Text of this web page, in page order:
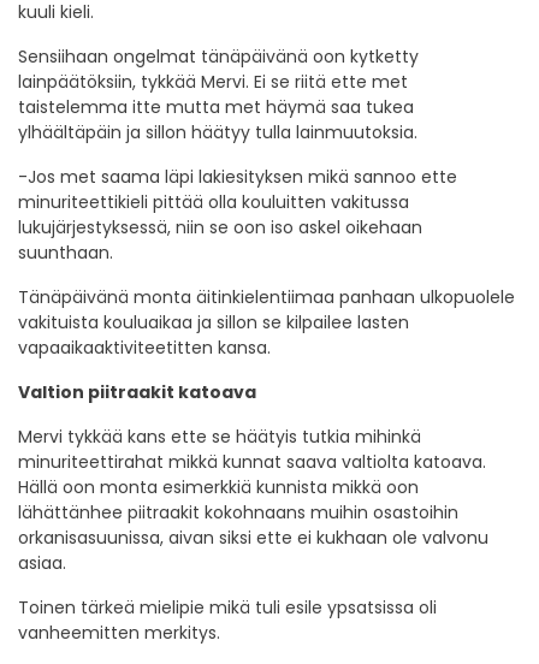
kuuli kieli.
Sensiihaan ongelmat tänäpäivänä oon kytketty
lainpäätöksiin, tykkää Mervi. Ei se riitä ette met
taistelemma itte mutta met häymä saa tukea
ylhäältäpäin ja sillon häätyy tulla lainmuutoksia.
-Jos met saama läpi lakiesityksen mikä sannoo ette
minuriteettikieli pittää olla kouluitten vakitussa
lukujärjestyksessä, niin se oon iso askel oikehaan
suunthaan.
Tänäpäivänä monta äitinkielentiimaa panhaan ulkopuolele
vakituista kouluaikaa ja sillon se kilpailee lasten
vapaaikaaktiviteetitten kansa.
Valtion piitraakit katoava
Mervi tykkää kans ette se häätyis tutkia mihinkä
minuriteettirahat mikkä kunnat saava valtiolta katoava.
Hällä oon monta esimerkkiä kunnista mikkä oon
lähättänhee piitraakit kokohnaans muihin osastoihin
orkanisasuunissa, aivan siksi ette ei kukhaan ole valvonu
asiaa.
Toinen tärkeä mielipie mikä tuli esile ypsatsissa oli
vanheemitten merkitys.